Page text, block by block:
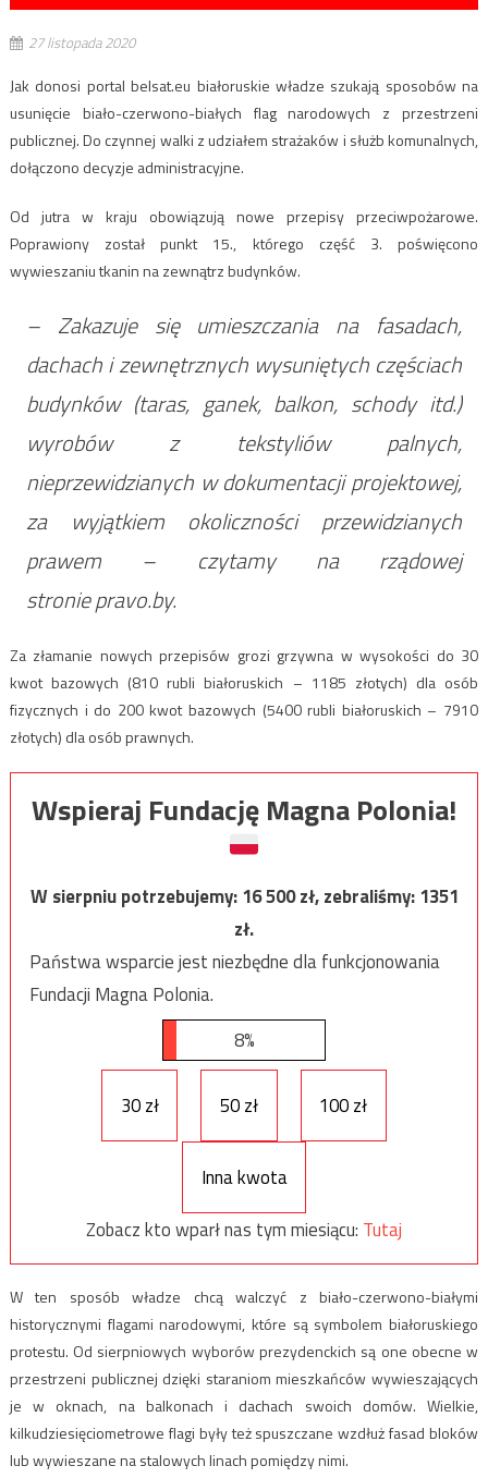
27 listopada 2020
Jak donosi portal belsat.eu białoruskie władze szukają sposobów na
usunięcie biało-czerwono-białych flag narodowych z przestrzeni
publicznej. Do czynnej walki z udziałem strażaków i służb komunalnych,
dołączono decyzje administracyjne.
Od jutra w kraju obowiązują nowe przepisy przeciwpożarowe.
Poprawiony został punkt 15., którego część 3. poświęcono
wywieszaniu tkanin na zewnątrz budynków.
– Zakazuje się umieszczania na fasadach,
dachach i zewnętrznych wysuniętych częściach
budynków (taras, ganek, balkon, schody itd.)
wyrobów z tekstyliów palnych,
nieprzewidzianych w dokumentacji projektowej,
za wyjątkiem okoliczności przewidzianych
prawem – czytamy na rządowej
stronie pravo.by.
Za złamanie nowych przepisów grozi grzywna w wysokości do 30
kwot bazowych (810 rubli białoruskich – 1185 złotych) dla osób
fizycznych i do 200 kwot bazowych (5400 rubli białoruskich – 7910
złotych) dla osób prawnych.
Wspieraj Fundację Magna Polonia!
W sierpniu potrzebujemy:16 500zł, zebraliśmy:1351
zł.
Państwa wsparcie jest niezbędne dla funkcjonowania
Fundacji Magna Polonia.
8%
30 zł 50 zł 100 zł
Inna kwota
Zobacz kto wparł nas tym miesiącu: Tutaj
W ten sposób władze chcą walczyć z biało-czerwono-białymi
historycznymi flagami narodowymi, które są symbolem białoruskiego
protestu. Od sierpniowych wyborów prezydenckich są one obecne w
przestrzeni publicznej dzięki staraniom mieszkańców wywieszających
je w oknach, na balkonach i dachach swoich domów. Wielkie,
kilkudziesięciometrowe flagi były też spuszczane wzdłuż fasad bloków
lub wywieszane na stalowych linach pomiędzy nimi.